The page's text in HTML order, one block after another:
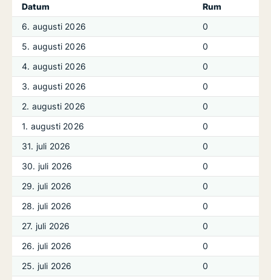
Datum
Rum
6. augusti 2026
0
5. augusti 2026
0
4. augusti 2026
0
3. augusti 2026
0
2. augusti 2026
0
1. augusti 2026
0
31. juli 2026
0
30. juli 2026
0
29. juli 2026
0
28. juli 2026
0
27. juli 2026
0
26. juli 2026
0
25. juli 2026
0